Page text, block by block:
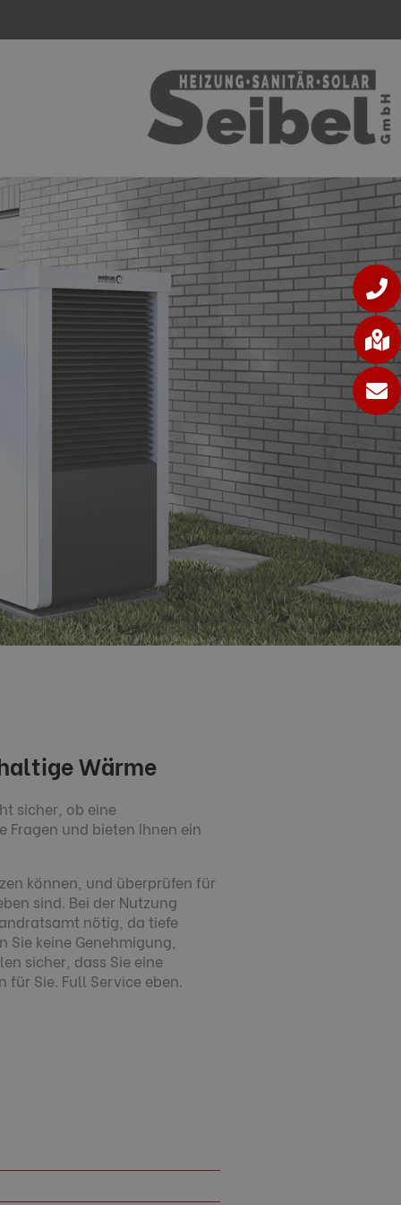
Wärme
sicher, ob eine
Fragen und bieten Ihnen ein
können, und überprüfen für
sind. Bei der Nutzung
nötig, da tiefe
keine Genehmigung,
sicher, dass Sie eine
Sie. Full Service eben.